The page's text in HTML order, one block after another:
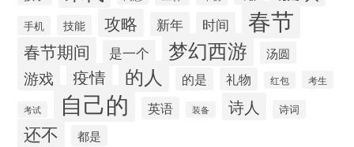
手机 技能 攻略 新年 时间 春节
春节期间 是一个 梦幻西游 汤圆
游戏 疫情 的人 的是 礼物 红包 考生
考试 自己的 英语 装备 诗人 诗词
还不 都是